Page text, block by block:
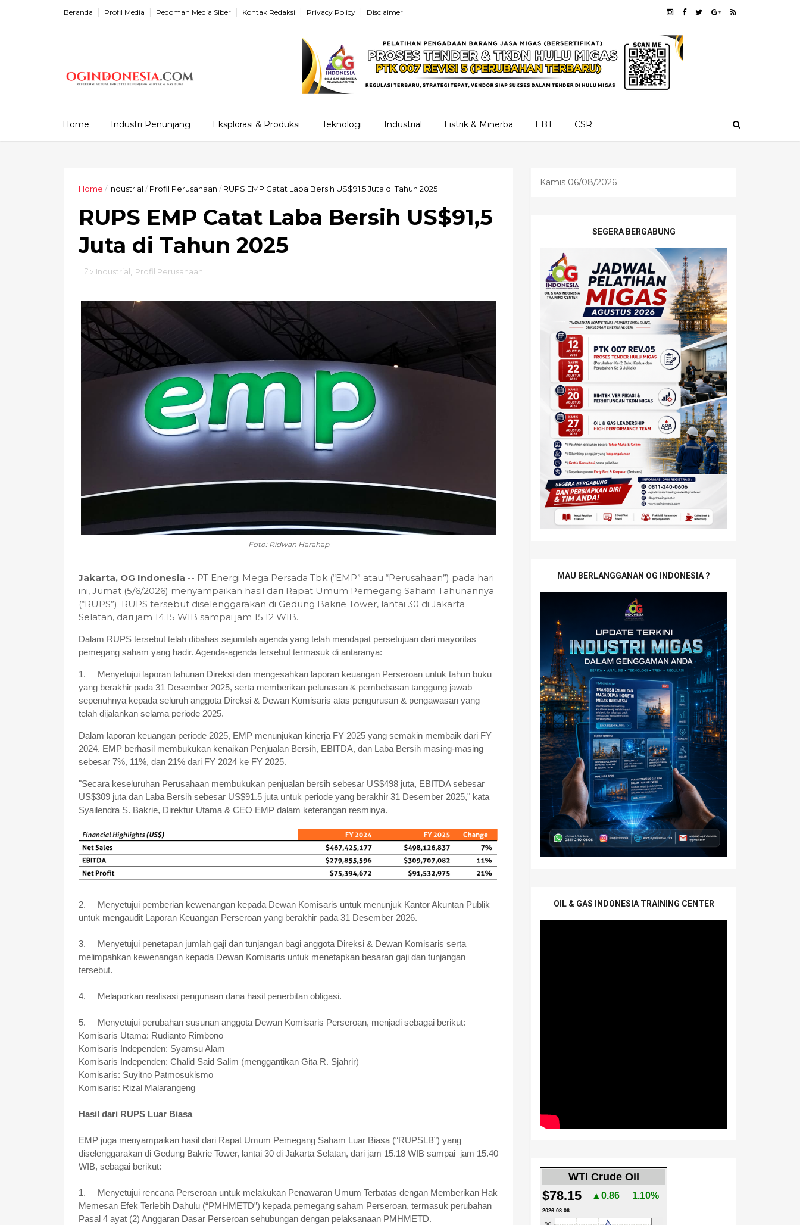
Beranda Profil Media Pedoman Media Siber Kontak Redaksi Privacy Policy Disclaimer
Home Industri Penunjang Eksplorasi & Produksi Teknologi Industrial Listrik & Minerba EBT CSR
Home / Industrial / Profil Perusahaan / RUPS EMP Catat Laba Bersih US$91,5 Juta di Tahun 2025
RUPS EMP Catat Laba Bersih US$91,5
Juta di Tahun 2025
Industrial Profil Perusahaan
Foto: Ridwan Harahap
Jakarta, OG Indonesia -- PT Energi Mega Persada Tbk (“EMP” atau “Perusahaan”) pada hari
ini, Jumat (5/6/2026) menyampaikan hasil dari Rapat Umum Pemegang Saham Tahunannya
(“RUPS”). RUPS tersebut diselenggarakan di Gedung Bakrie Tower, lantai 30 di Jakarta
Selatan, dari jam 14.15 WIB sampai jam 15.12 WIB.
Dalam RUPS tersebut telah dibahas sejumlah agenda yang telah mendapat persetujuan dari mayoritas
pemegang saham yang hadir. Agenda-agenda tersebut termasuk di antaranya:
1.
Menyetujui laporan tahunan Direksi dan mengesahkan laporan keuangan Perseroan untuk tahun buku
yang berakhir pada 31 Desember 2025, serta memberikan pelunasan & pembebasan tanggung jawab
sepenuhnya kepada seluruh anggota Direksi & Dewan Komisaris atas pengurusan & pengawasan yang
telah dijalankan selama periode 2025.
Dalam laporan keuangan periode 2025, EMP menunjukan kinerja FY 2025 yang semakin membaik dari FY
2024. EMP berhasil membukukan kenaikan Penjualan Bersih, EBITDA, dan Laba Bersih masing-masing
sebesar 7%, 11%, dan 21% dari FY 2024 ke FY 2025.
"Secara keseluruhan Perusahaan membukukan penjualan bersih sebesar US$498 juta, EBITDA sebesar
US$309 juta dan Laba Bersih sebesar US$91.5 juta untuk periode yang berakhir 31 Desember 2025," kata
Syailendra S. Bakrie, Direktur Utama & CEO EMP dalam keterangan resminya.
2.
Menyetujui pemberian kewenangan kepada Dewan Komisaris untuk menunjuk Kantor Akuntan Publik
untuk mengaudit Laporan Keuangan Perseroan yang berakhir pada 31 Desember 2026.
3.
Menyetujui penetapan jumlah gaji dan tunjangan bagi anggota Direksi & Dewan Komisaris serta
melimpahkan kewenangan kepada Dewan Komisaris untuk menetapkan besaran gaji dan tunjangan
tersebut.
4. Melaporkan realisasi pengunaan dana hasil penerbitan obligasi.
5.
Menyetujui perubahan susunan anggota Dewan Komisaris Perseroan, menjadi sebagai berikut:
Komisaris Utama: Rudianto Rimbono
Komisaris Independen: Syamsu Alam
Komisaris Independen: Chalid Said Salim (menggantikan Gita R. Sjahrir)
Komisaris: Suyitno Patmosukismo
Komisaris: Rizal Malarangeng
Hasil dari RUPS Luar Biasa
EMP juga menyampaikan hasil dari Rapat Umum Pemegang Saham Luar Biasa (“RUPSLB”) yang
diselenggarakan di Gedung Bakrie Tower, lantai 30 di Jakarta Selatan, dari jam 15.18 WIB sampai jam 15.40
WIB, sebagai berikut:
1.
Menyetujui rencana Perseroan untuk melakukan Penawaran Umum Terbatas dengan Memberikan Hak
Memesan Efek Terlebih Dahulu (“PMHMETD”) kepada pemegang saham Perseroan, termasuk perubahan
Pasal 4 ayat (2) Anggaran Dasar Perseroan sehubungan dengan pelaksanaan PMHMETD.
Kamis 06/08/2026
SEGERA BERGABUNG
MAU BERLANGGANAN OG INDONESIA ?
OIL & GAS INDONESIA TRAINING CENTER
WTI Crude Oil
$78.15 ▲0.86 1.10%
2026.08.06